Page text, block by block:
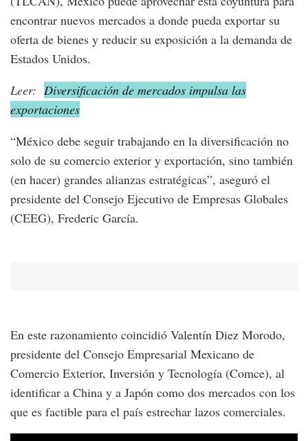
encontrar nuevos mercados a donde pueda exportar su
oferta de bienes y reducir su exposición a la demanda de
Estados Unidos.
Leer: Diversificación de mercados impulsa las
exportaciones
“México debe seguir trabajando en la diversificación no
solo de su comercio exterior y exportación, sino también
(en hacer) grandes alianzas estratégicas”, aseguró el
presidente del Consejo Ejecutivo de Empresas Globales
(CEEG), Frederic García.
En este razonamiento coincidió Valentín Diez Morodo,
presidente del Consejo Empresarial Mexicano de
Comercio Exterior, Inversión y Tecnología (Comce), al
identificar a China y a Japón como dos mercados con los
que es factible para el país estrechar lazos comerciales.